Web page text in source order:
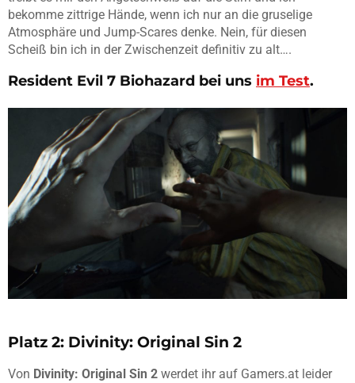
bekomme zittrige Hände, wenn ich nur an die gruselige
Atmosphäre und Jump-Scares denke. Nein, für diesen
Scheiß bin ich in der Zwischenzeit definitiv zu alt….
Resident Evil 7 Biohazard bei uns im Test.
Platz 2: Divinity: Original Sin 2
Von Divinity: Original Sin 2 werdet ihr auf Gamers.at leider